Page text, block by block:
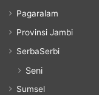
Pagaralam
Provinsi Jambi
SerbaSerbi
Seni
Sumsel